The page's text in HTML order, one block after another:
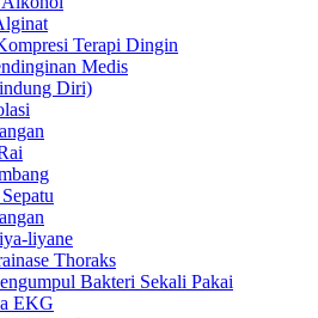
Terapi Dingin
Medis
Diri)
liyane
Thoraks
Bakteri Sekali Pakai
EKG